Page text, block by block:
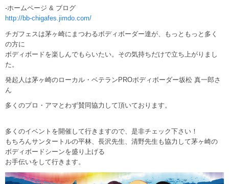
-ホームページ & ブログ
http://bb-chigafes.jimdo.com/
チガフェスは茅ヶ崎にまつわるボディボーダー達が、もっともっと多く
の方に
ボディボードを楽しんでもらいたい。その気持ちだけで立ち上がりまし
た。
発起人は茅ヶ崎のローカル・ベテランPROボディボーダー坂松 真一郎さ
ん
多くのプロ・アマとわず賛同協力して頂いております。
多くのイベントを開催して行きますので、是非チェック下さい！
もちろんサンタートルの平林、長沢先生、清野先生も協力して茅ヶ崎の
ボディボードシーンを盛り上げる
お手伝いをして行きます。